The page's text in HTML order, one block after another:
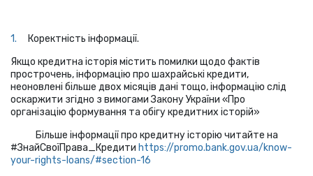
Коректність інформації.
Якщо кредитна історія містить помилки щодо фактів
прострочень, інформацію про шахрайські кредити,
неоновлені більше двох місяців дані тощо, інформацію слід
оскаржити згідно з вимогами Закону України «Про
організацію формування та обігу кредитних історій»
Більше інформації про кредитну історію читайте на
#ЗнайСвоїПрава_Кредити https://promo.bank.gov.ua/know-
your-rights-loans/#section-16